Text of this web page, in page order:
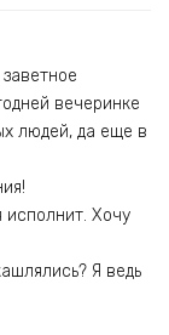
вечеринке
людей, да еще в
Хочу
Я ведь